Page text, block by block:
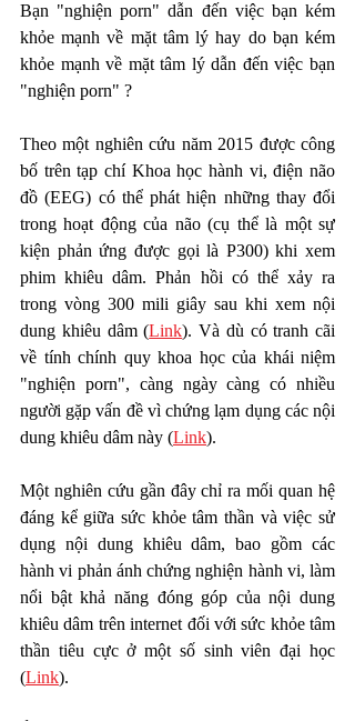
Bạn "nghiện porn" dẫn đến việc bạn kém
khỏe mạnh về mặt tâm lý hay do bạn kém
khỏe mạnh về mặt tâm lý dẫn đến việc bạn
"nghiện porn" ?
Theo một nghiên cứu năm 2015 được công
bố trên tạp chí Khoa học hành vi, điện não
đồ (EEG) có thể phát hiện những thay đổi
trong hoạt động của não (cụ thể là một sự
kiện phản ứng được gọi là P300) khi xem
phim khiêu dâm. Phản hồi có thể xảy ra
trong vòng 300 mili giây sau khi xem nội
dung khiêu dâm (Link). Và dù có tranh cãi
về tính chính quy khoa học của khái niệm
"nghiện porn", càng ngày càng có nhiều
người gặp vấn đề vì chứng lạm dụng các nội
dung khiêu dâm này (Link).
Một nghiên cứu gần đây chỉ ra mối quan hệ
đáng kể giữa sức khỏe tâm thần và việc sử
dụng nội dung khiêu dâm, bao gồm các
hành vi phản ánh chứng nghiện hành vi, làm
nổi bật khả năng đóng góp của nội dung
khiêu dâm trên internet đối với sức khỏe tâm
thần tiêu cực ở một số sinh viên đại học
(Link).